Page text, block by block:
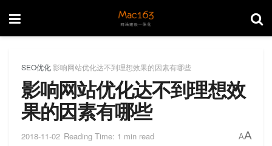
SEO优化影响网站优化达不到理想效果的因素有哪些
影响网站优化达不到理想效
果的因素有哪些
2018-11-02 Reading Time: 1 min read AA